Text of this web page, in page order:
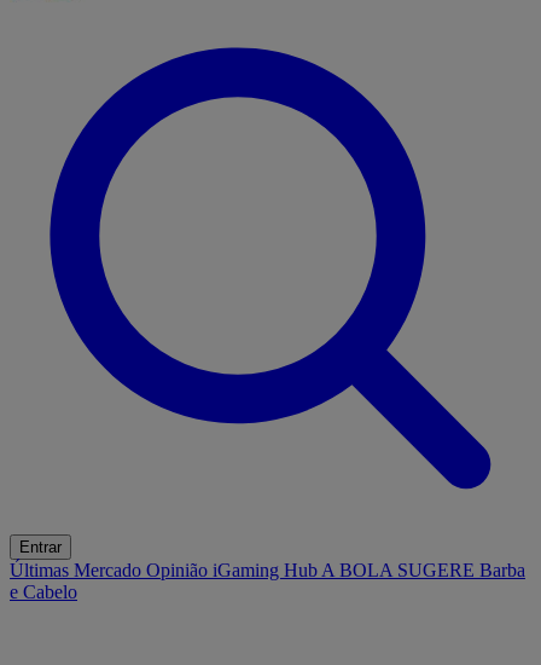
Entrar
Últimas Mercado Opinião iGaming Hub A BOLA SUGERE Barba
e Cabelo